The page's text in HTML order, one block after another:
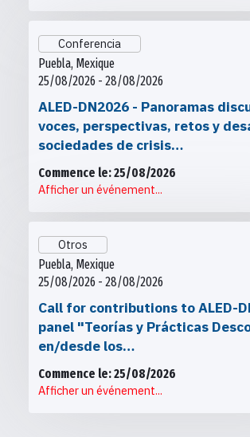
Conferencia
Puebla, Mexique
25/08/2026 - 28/08/2026
ALED-DN2026 - Panoramas
voces, perspectivas, retos y
sociedades de crisis…
Commence le: 25/08/2026
Afficher un événement...
Otros
Puebla, Mexique
25/08/2026 - 28/08/2026
Call for contributions to ALED-
panel "Teorías y Prácticas
en/desde los…
Commence le: 25/08/2026
Afficher un événement...